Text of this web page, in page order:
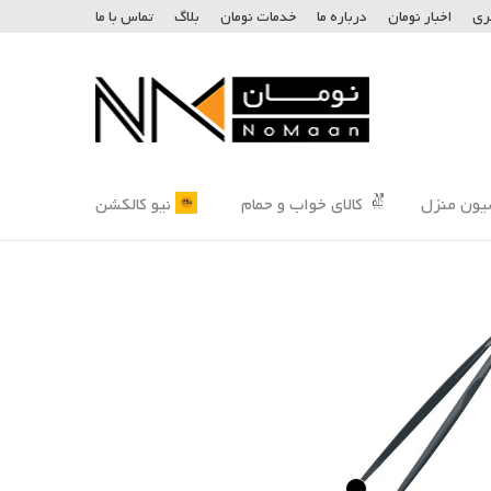
اخبار نومان درباره ما خدمات نومان بلاگ تماس با ما
منزل کالای خواب و حمام نیو کالکشن